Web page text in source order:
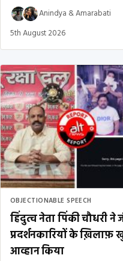
Anindya &Amarabati
5th August 2026
OBJECTIONABLE SPEECH
हिंदुत्व नेता पिंकी चौधरी
प्रदर्शनकारियों के ख़िलाफ़
आव्हान किया